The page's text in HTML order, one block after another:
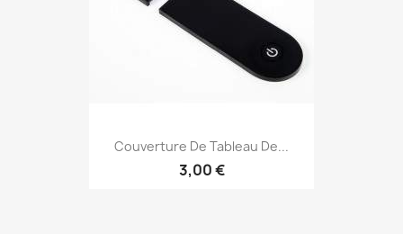
Couverture De Tableau De...
3,00 €